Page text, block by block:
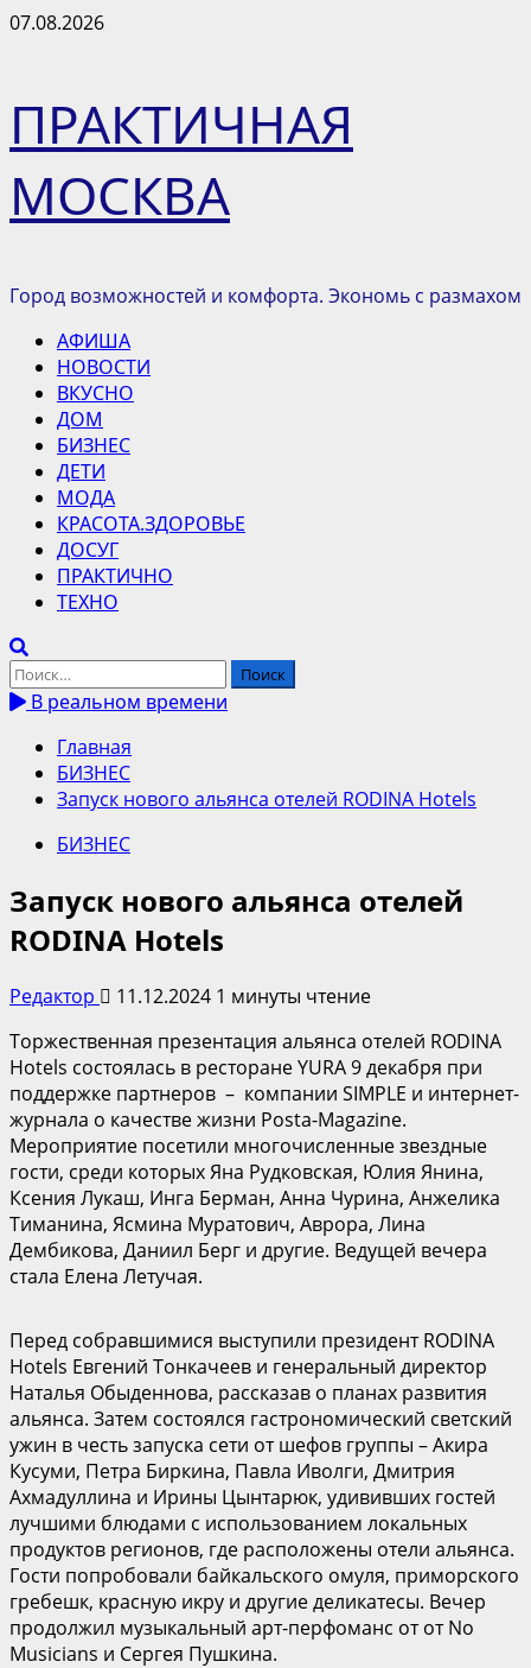
Перейти
07.08.2026
ПРАКТИЧНАЯ
МОСКВА
Город возможностей и комфорта. Экономь с размахом
Основное
меню
АФИША
НОВОСТИ
ВКУСНО
ДОМ
БИЗНЕС
ДЕТИ
МОДА
КРАСОТА.ЗДОРОВЬЕ
ДОСУГ
ПРАКТИЧНО
ТЕХНО
Найти:
В реальном времени
Главная
БИЗНЕС
Запуск нового альянса отелей RODINA Hotels
БИЗНЕС
Запуск нового альянса отелей
RODINA Hotels
Редактор 11.12.2024 1 минуты чтение
Торжественная презентация альянса отелей RODINA
Hotels состоялась в ресторане YURA 9 декабря при
поддержке партнеров – компании SIMPLE и интернет-
журнала о качестве жизни Posta-Magazine.
Мероприятие посетили многочисленные звездные
гости, среди которых Яна Рудковская, Юлия Янина,
Ксения Лукаш, Инга Берман, Анна Чурина, Анжелика
Тиманина, Ясмина Муратович, Аврора, Лина
Дембикова, Даниил Берг и другие. Ведущей вечера
стала Елена Летучая.
Перед собравшимися выступили президент RODINA
Hotels Евгений Тонкачеев и генеральный директор
Наталья Обыденнова, рассказав о планах развития
альянса. Затем состоялся гастрономический светский
ужин в честь запуска сети от шефов группы – Акира
Кусуми, Петра Биркина, Павла Иволги, Дмитрия
Ахмадуллина и Ирины Цынтарюк, удививших гостей
лучшими блюдами с использованием локальных
продуктов регионов, где расположены отели альянса.
Гости попробовали байкальского омуля, приморского
гребешк, красную икру и другие деликатесы. Вечер
продолжил музыкальный арт-перфоманс от от No
Musicians и Сергея Пушкина.